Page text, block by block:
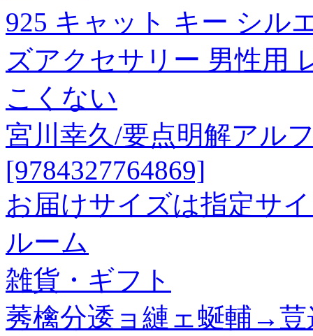
925 キャット キー シル
ズアクセサリー 男性用
こくない
宮川幸久/要点明解アル
[9784327764869]
お届けサイズは指定サ
ルーム
雑貨・ギフト
莠檎分逶ョ縺ェ蜒輔→